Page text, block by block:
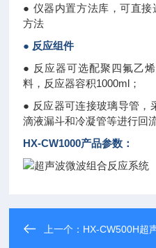
● 仪器内置方法库，可直
方法
● 反应组件
● 反应器可选配聚四氟乙
料，反应器容积1000ml；
● 反应器可连接玻璃导管，
滴液漏斗和冷凝管等进行回
HX-CW1000产品参数：
上一个： HX-CW500H超